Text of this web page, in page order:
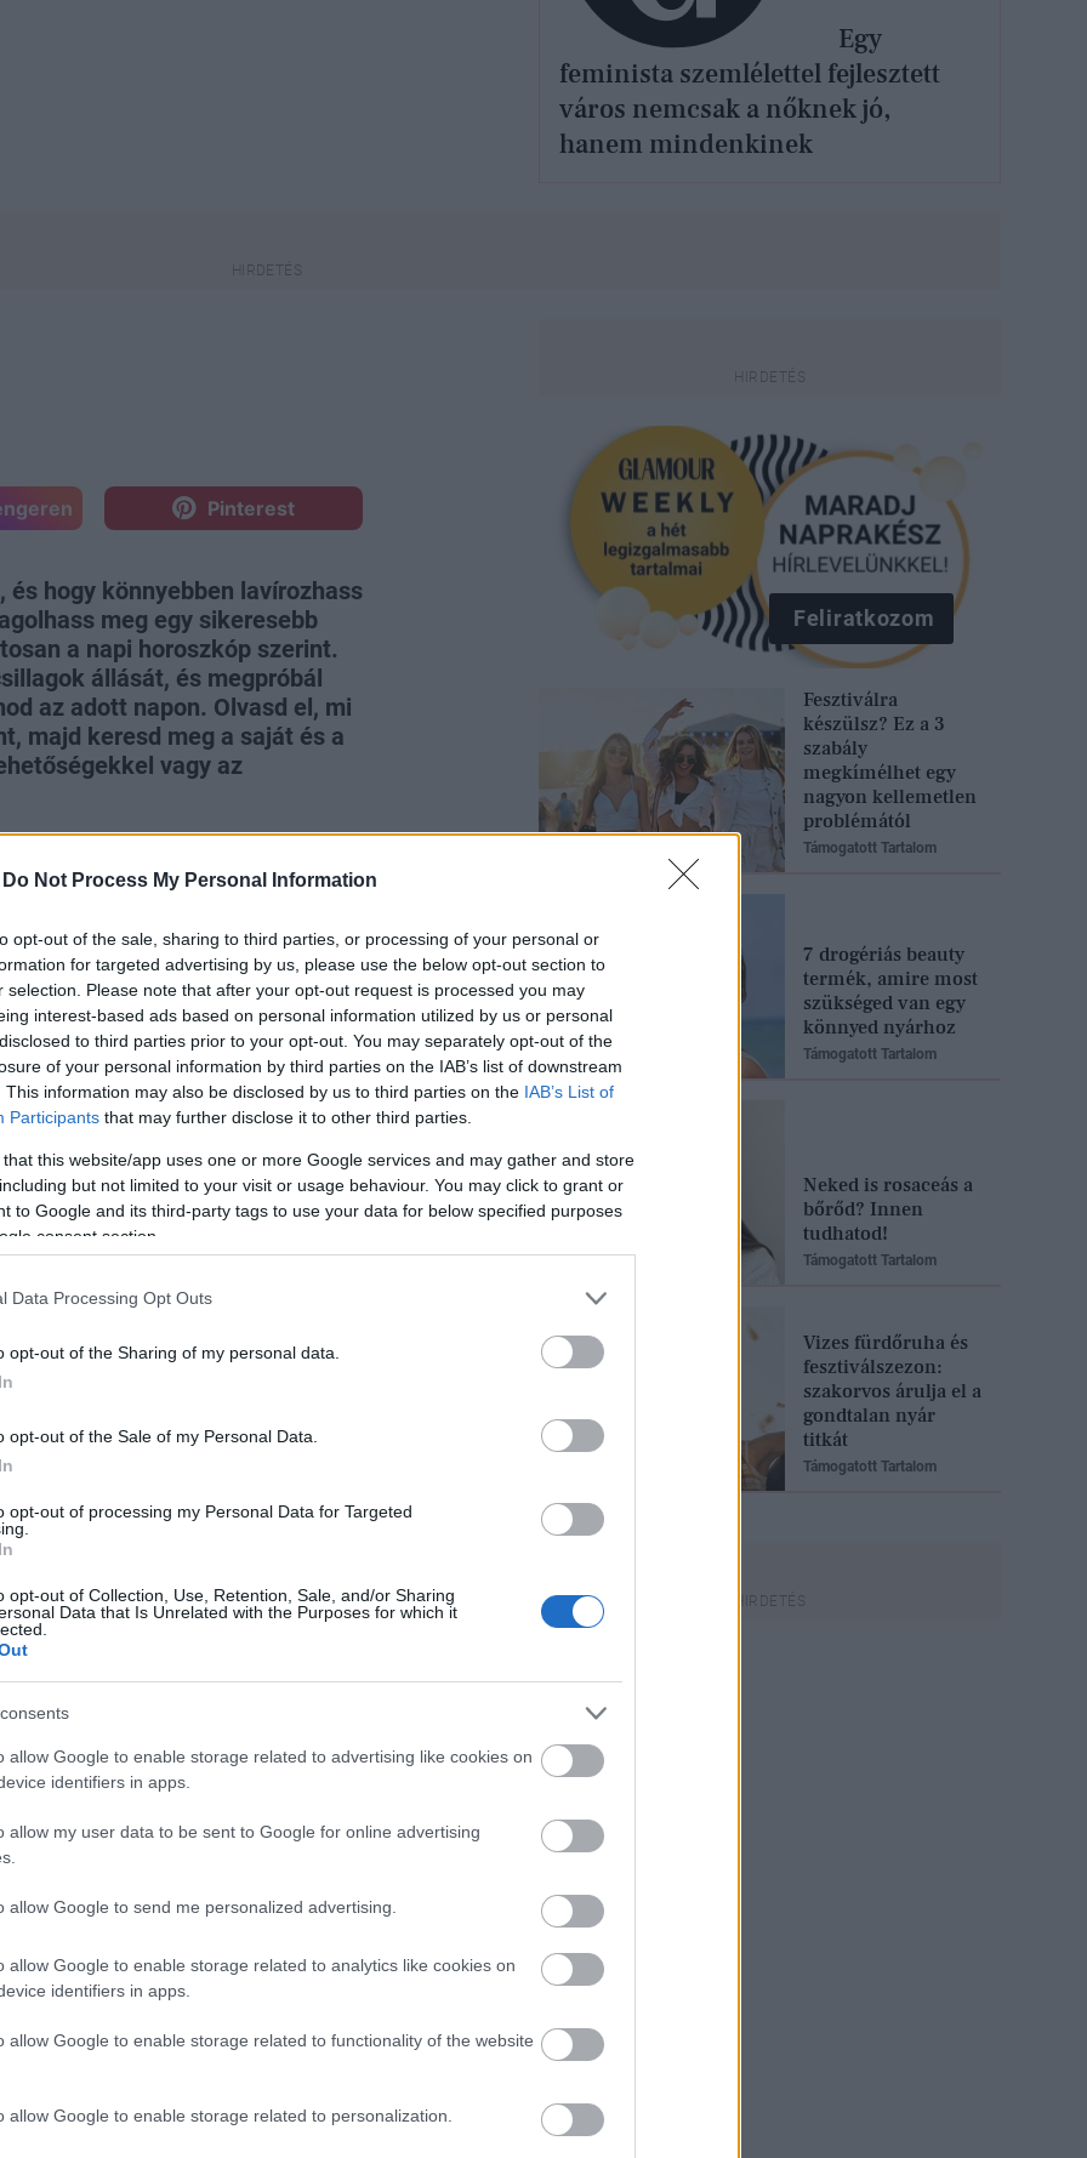
Do Not Process My Personal Information
opt-out of the sale, sharing to third parties, or processing of your personal or
for targeted advertising by us, please use the below opt-out section to
selection. Please note that after your opt-out request is processed you may
interest-based ads based on personal information utilized by us or personal
to third parties prior to your opt-out. You may separately opt-out of the
of your personal information by third parties on the IAB’s list of downstream
This information may also be disclosed by us to third parties on the IAB’s List of
Participants that may further disclose it to other third parties.
that this website/app uses one or more Google services and may gather and store
but not limited to your visit or usage behaviour. You may click to grant or
to Google and its third-party tags to use your data for below specified purposes
consent section.
Data Processing Opt Outs
opt-out of the Sharing of my personal data.
opt-out of the Sale of my Personal Data.
opt-out of processing my Personal Data for Targeted
opt-out of Collection, Use, Retention, Sale, and/or Sharing
Data that Is Unrelated with the Purposes for which it
allow Google to enable storage related to advertising like cookies on
identifiers in apps.
allow my user data to be sent to Google for online advertising
allow Google to send me personalized advertising.
allow Google to enable storage related to analytics like cookies on
identifiers in apps.
allow Google to enable storage related to functionality of the website
allow Google to enable storage related to personalization.
Egy
feminista szemlélettel fejlesztett
város nemcsak a nőknek jó,
hanem mindenkinek
Pinterest
hogy könnyebben lavírozhass
meg egy sikeresebb
a napi horoszkóp szerint.
állását, és megpróbál
az adott napon. Olvasd el, mi
majd keresd meg a saját és a
vagy az
quadrát a hatalmas, felduzzadt
Vannak dolgok, amelyekért
aratni. Szórakozásra szükség van,
könyvelődtől.
vagy az irányítás vágya
a kényelmet, olyan társra van
Mivel fokozódik a
óvatosan az éles és hegyes
ha a hobbid sokba kerül.
függ, hanem a „tartozik és követel”
uralkodni vágyó rokonaidat,
miatt kénytelen vagy
nem áll messze a
kényszeres viselkedés
célszerű, sőt szükséges és
de ha van valami takargatnivalód,
vezéreljenek, melyeknek
Feliratkozom
Fesztiválra
készülsz? Ez a 3
szabály
megkímélhet egy
nagyon kellemetlen
problémától
Támogatott Tartalom
7 drogériás beauty
termék, amire most
szükséged van egy
könnyed nyárhoz
Támogatott Tartalom
Neked is rosaceás a
bőrőd? Innen
tudhatod!
Támogatott Tartalom
Vizes fürdőruha és
fesztiválszezon:
szakorvos árulja el a
gondtalan nyár
titkát
Támogatott Tartalom